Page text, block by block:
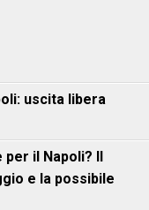
uscita libera
per il Napoli? Il
e la possibile